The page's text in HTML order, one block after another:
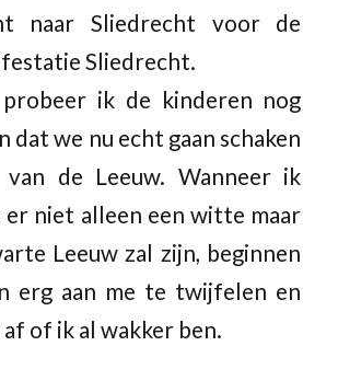
naar Sliedrecht voor de
Sliedrecht.
ik de kinderen nog
dat we nu echt gaan schaken
de Leeuw. Wanneer ik
er niet alleen een witte maar
Leeuw zal zijn, beginnen
erg aan me te twijfelen en
of ik al wakker ben.